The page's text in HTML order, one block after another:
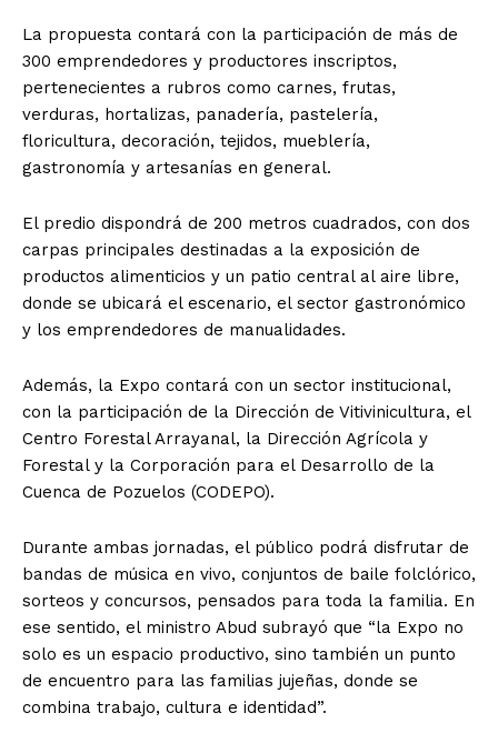
La propuesta contará con la participación de más de
300 emprendedores y productores inscriptos,
pertenecientes a rubros como carnes, frutas,
verduras, hortalizas, panadería, pastelería,
floricultura, decoración, tejidos, mueblería,
gastronomía y artesanías en general.
El predio dispondrá de 200 metros cuadrados, con dos
carpas principales destinadas a la exposición de
productos alimenticios y un patio central al aire libre,
donde se ubicará el escenario, el sector gastronómico
y los emprendedores de manualidades.
Además, la Expo contará con un sector institucional,
con la participación de la Dirección de Vitivinicultura, el
Centro Forestal Arrayanal, la Dirección Agrícola y
Forestal y la Corporación para el Desarrollo de la
Cuenca de Pozuelos (CODEPO).
Durante ambas jornadas, el público podrá disfrutar de
bandas de música en vivo, conjuntos de baile folclórico,
sorteos y concursos, pensados para toda la familia. En
ese sentido, el ministro Abud subrayó que “la Expo no
solo es un espacio productivo, sino también un punto
de encuentro para las familias jujeñas, donde se
combina trabajo, cultura e identidad”.